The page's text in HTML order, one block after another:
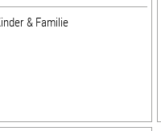
& Familie